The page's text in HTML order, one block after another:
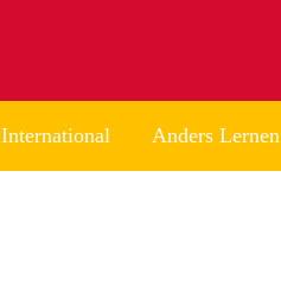
International Anders Lernen